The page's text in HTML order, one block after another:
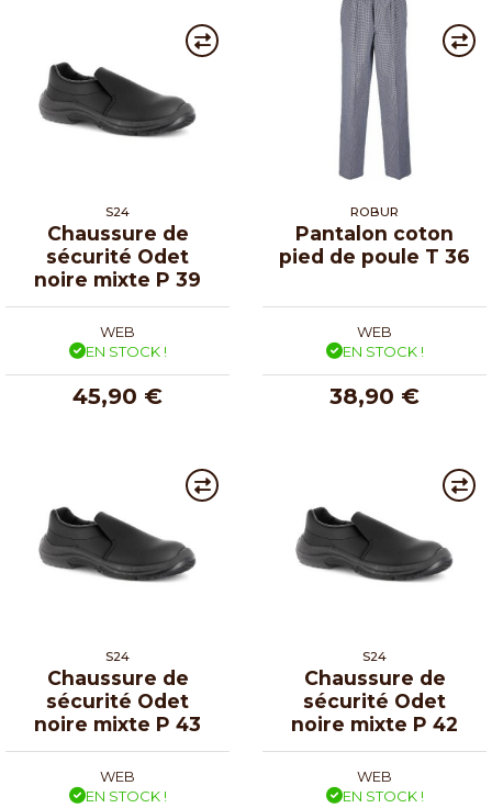
S24
Chaussure de
sécurité Odet
noire mixte P 39
WEB
EN STOCK !
45,90 €
ROBUR
Pantalon coton
pied de poule T 36
WEB
EN STOCK !
38,90 €
S24
Chaussure de
sécurité Odet
noire mixte P 43
WEB
EN STOCK !
S24
Chaussure de
sécurité Odet
noire mixte P 42
WEB
EN STOCK !